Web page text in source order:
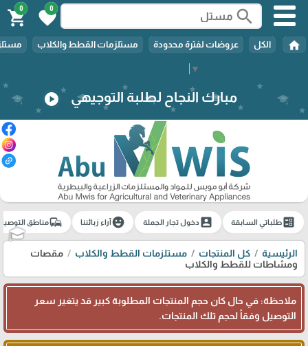
▼
search
0
favorite
0
shopping_cart
home الكل عروضات لفترة محدودة مستلزمات القطط والكلاب
مبارك النجاح لطلبة التوجيهي play_circle
🎓
ballotطلباتي السابقة account_boxدخول تجار الجملة emoji_emotionsآراء زبائننا commuteمناطق
الرئيسية كل المنتجات مستلزمات القطط والكلاب
مقصات
ومشاطات للقطط والكلاب
ملاحظة: في حال كان حجم المنتجات المطلوبة كبير قد يتغير سعر
التوصيل وفقاً لحجم تلك المنتجات.